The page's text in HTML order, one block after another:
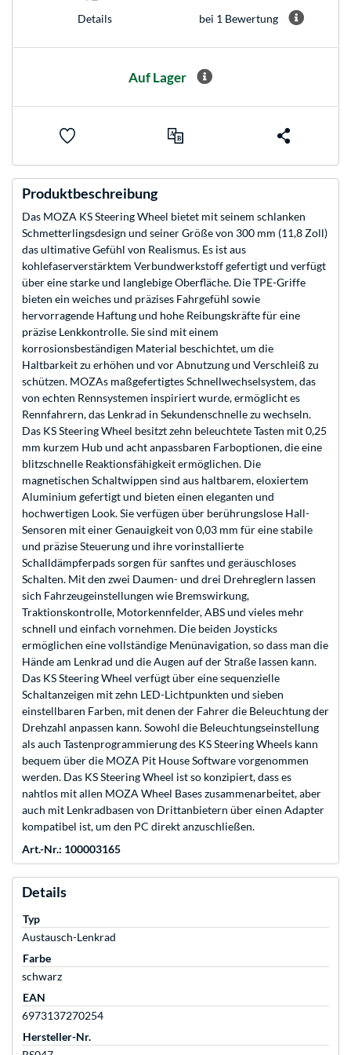
Details bei 1 Bewertung
Auf Lager
Produktbeschreibung
Das MOZA KS Steering Wheel bietet mit seinem schlanken
Schmetterlingsdesign und seiner Größe von 300 mm (11,8 Zoll)
das ultimative Gefühl von Realismus. Es ist aus
kohlefaserverstärktem Verbundwerkstoff gefertigt und verfügt
über eine starke und langlebige Oberfläche. Die TPE-Griffe
bieten ein weiches und präzises Fahrgefühl sowie
hervorragende Haftung und hohe Reibungskräfte für eine
präzise Lenkkontrolle. Sie sind mit einem
korrosionsbeständigen Material beschichtet, um die
Haltbarkeit zu erhöhen und vor Abnutzung und Verschleiß zu
schützen. MOZAs maßgefertigtes Schnellwechselsystem, das
von echten Rennsystemen inspiriert wurde, ermöglicht es
Rennfahrern, das Lenkrad in Sekundenschnelle zu wechseln.
Das KS Steering Wheel besitzt zehn beleuchtete Tasten mit 0,25
mm kurzem Hub und acht anpassbaren Farboptionen, die eine
blitzschnelle Reaktionsfähigkeit ermöglichen. Die
magnetischen Schaltwippen sind aus haltbarem, eloxiertem
Aluminium gefertigt und bieten einen eleganten und
hochwertigen Look. Sie verfügen über berührungslose Hall-
Sensoren mit einer Genauigkeit von 0,03 mm für eine stabile
und präzise Steuerung und ihre vorinstallierte
Schalldämpferpads sorgen für sanftes und geräuschloses
Schalten. Mit den zwei Daumen- und drei Drehreglern lassen
sich Fahrzeugeinstellungen wie Bremswirkung,
Traktionskontrolle, Motorkennfelder, ABS und vieles mehr
schnell und einfach vornehmen. Die beiden Joysticks
ermöglichen eine vollständige Menünavigation, so dass man die
Hände am Lenkrad und die Augen auf der Straße lassen kann.
Das KS Steering Wheel verfügt über eine sequenzielle
Schaltanzeigen mit zehn LED-Lichtpunkten und sieben
einstellbaren Farben, mit denen der Fahrer die Beleuchtung der
Drehzahl anpassen kann. Sowohl die Beleuchtungseinstellung
als auch Tastenprogrammierung des KS Steering Wheels kann
bequem über die MOZA Pit House Software vorgenommen
werden. Das KS Steering Wheel ist so konzipiert, dass es
nahtlos mit allen MOZA Wheel Bases zusammenarbeitet, aber
auch mit Lenkradbasen von Drittanbietern über einen Adapter
kompatibel ist, um den PC direkt anzuschließen.
Art.-Nr.: 100003165
Details
Typ
Austausch-Lenkrad
Farbe
schwarz
EAN
6973137270254
Hersteller-Nr.